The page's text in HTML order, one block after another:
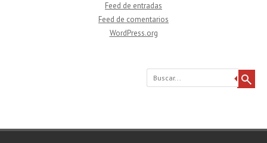
Feed de entradas
Feed de comentarios
WordPress.org
Buscar